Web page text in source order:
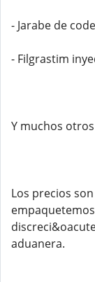
- Jarabe de
- Filgrastim
Y muchos
Los precios
aduanera.